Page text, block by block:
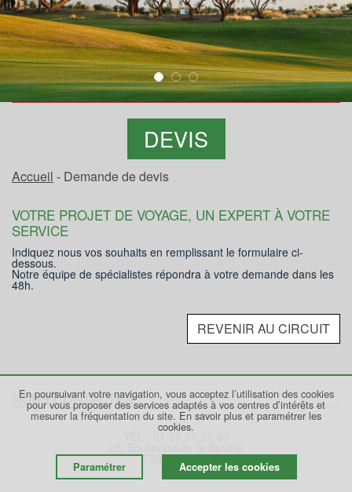
DEVIS
Accueil - Demande de devis
VOTRE PROJET DE VOYAGE, UN EXPERT À VOTRE
SERVICE
Indiquez nous vos souhaits en remplissant le formulaire ci-
dessous.
Notre équipe de spécialistes répondra à votre demande dans les
48h.
REVENIR AU CIRCUIT
NOUS CONTACTER
75012 PARIS
En poursuivant votre navigation, vous acceptez l’utilisation des cookies
pour vous proposer des services adaptés à vos centres d’intérêts et
mesurer la fréquentation du site. En savoir plus et paramétrer les
cookies.
Paramétrer Accepter les cookies